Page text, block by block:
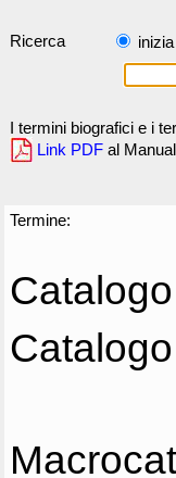
Ricerca
I termini biografici e i
Link PDF al
Termine: